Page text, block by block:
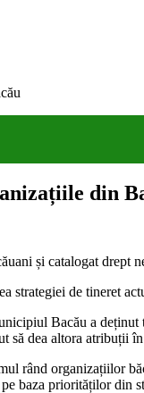
din
și catalogat
strategiei de tineret
Bacău a
să dea altora atribuții în
rând organizațiilor
baza priorităților din